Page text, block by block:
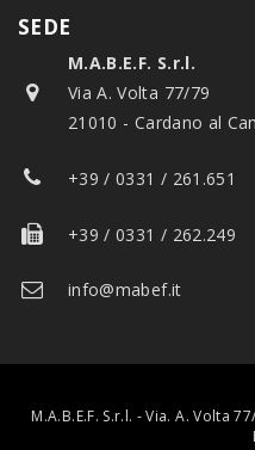
SEDE
M.A.B.E.F. S.r.l.
Via A. Volta 77/79
21010 - Cardano al
+39 / 0331 / 261.651
+39 / 0331 / 262.249
info@mabef.it
M.A.B.E.F. S.r.l. - Via. A. Volta